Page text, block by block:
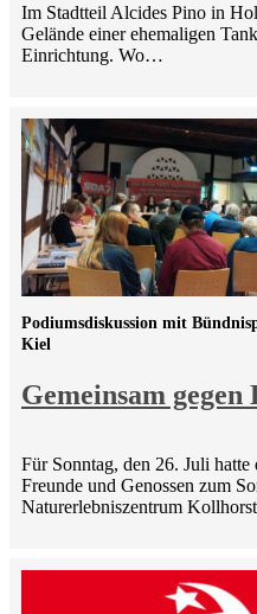
Im Stadtteil Alcides Pino in
Gelände einer ehemaligen
Einrichtung. Wo…
Gemeinsam
Podiumsdiskussion mit
Kiel
Für Sonntag, den 26. Juli
Freunde und Genossen zum
Naturerlebniszentrum